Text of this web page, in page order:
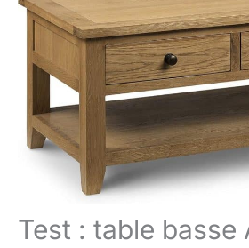
Test : table basse